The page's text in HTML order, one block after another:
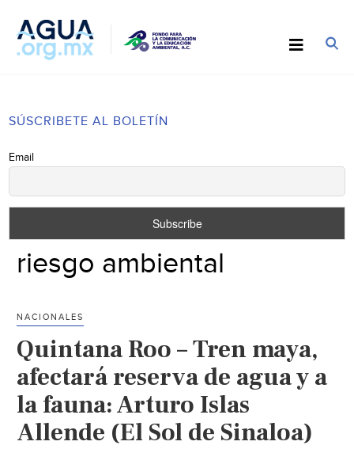
SÚSCRIBETE AL BOLETÍN
Email
riesgo ambiental
NACIONALES
Quintana Roo – Tren maya,
afectará reserva de agua y a
la fauna: Arturo Islas
Allende (El Sol de Sinaloa)